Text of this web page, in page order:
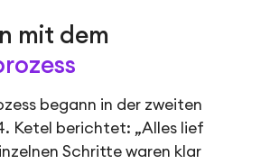
mit dem
begann in der zweiten
Ketel berichtet: „Alles lief
Schritte waren klar